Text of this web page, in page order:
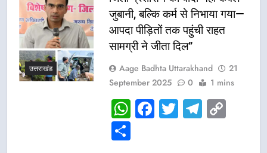
उत्तराखंड
जुबानी, बल्कि कर्म से निभाया गया—
आपदा पीड़ितों तक पहुंची राहत
सामग्री ने जीता दिल”
Aage Badhta Uttarakhand
21
September 2025
0 1 mins
WhatsApp
Facebook
Twitter
Share